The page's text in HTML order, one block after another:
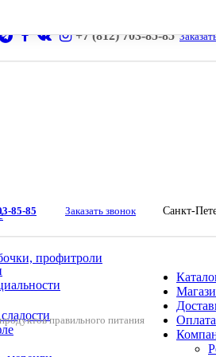
+7 (812) 703-85-85
профитроли
85-85 Заказать звонок Санкт-
правильного питания
Оплата